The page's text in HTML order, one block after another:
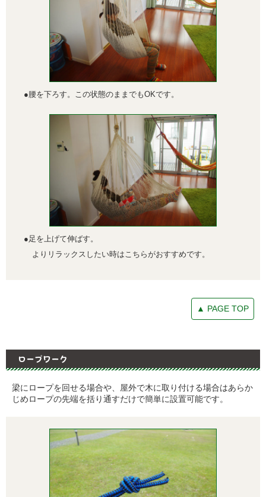
●腰を下ろす。この状態のままでもOKです。
●足を上げて伸ばす。
よりリラックスしたい時はこちらがおすすめです。
▲ PAGE TOP
ロープワーク
梁にロープを回せる場合や、屋外で木に取り付ける場合はあらか
じめロープの先端を括り通すだけで簡単に設置可能です。